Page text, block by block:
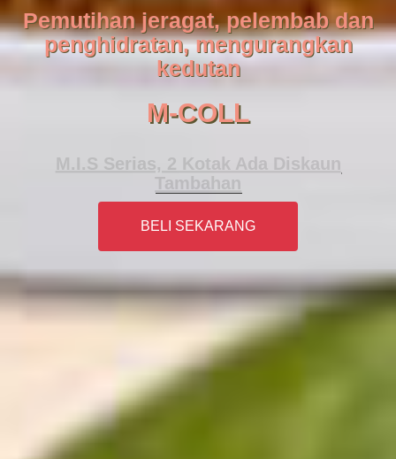
Pemutihan jeragat, pelembab dan
penghidratan, mengurangkan
kedutan
M-COLL
M.I.S Serias, 2 Kotak Ada Diskaun
Tambahan
BELI SEKARANG